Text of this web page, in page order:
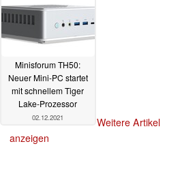
Minisforum TH50:
Neuer Mini-PC startet
mit schnellem Tiger
Lake-Prozessor
02.12.2021
Weitere Artikel
anzeigen